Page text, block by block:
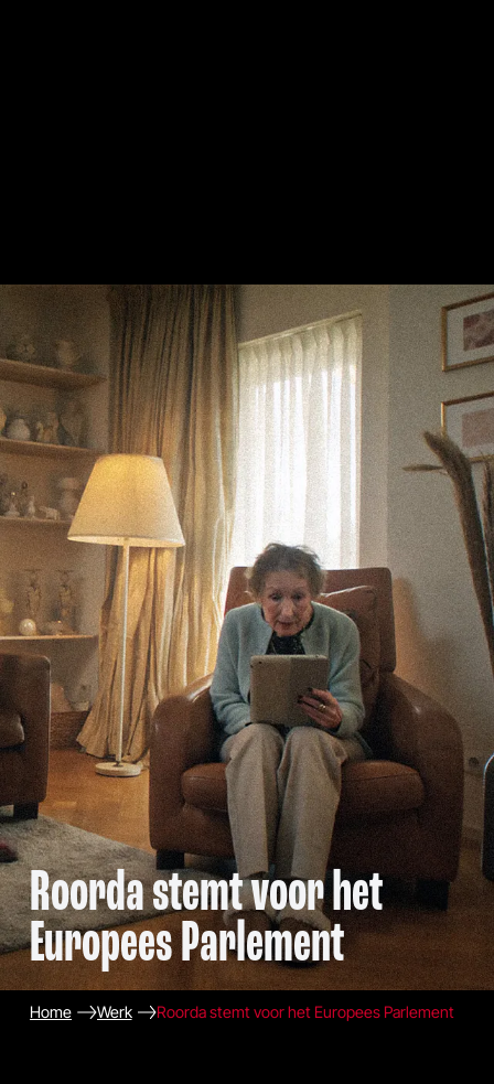
Roorda stemt voor het
Europees Parlement
Home Werk Roorda stemt voor het Europees Parlement